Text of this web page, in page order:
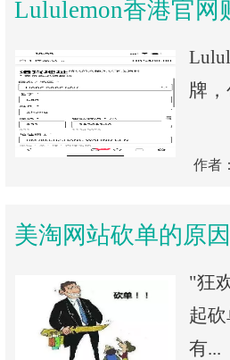
Lululemon香港官网
牌
作者
美淘网站砍单的原
"狂
起
有...